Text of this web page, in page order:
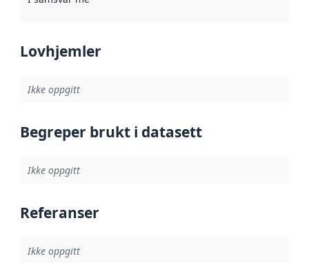
Lovhjemler
Ikke oppgitt
Begreper brukt i datasett
Ikke oppgitt
Referanser
Ikke oppgitt